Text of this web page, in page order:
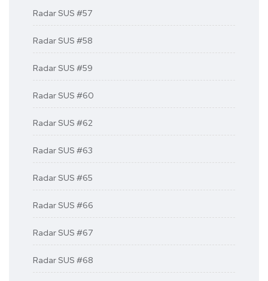
Radar SUS #57
Radar SUS #58
Radar SUS #59
Radar SUS #60
Radar SUS #62
Radar SUS #63
Radar SUS #65
Radar SUS #66
Radar SUS #67
Radar SUS #68